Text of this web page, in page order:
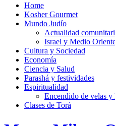
Home
Kosher Gourmet
Mundo Judío
Actualidad
Israel y Medio
Cultura y Sociedad
Economía
Ciencia y Salud
Parashá y festividades
Espiritualidad
Encendido de velas y
Clases de Torá